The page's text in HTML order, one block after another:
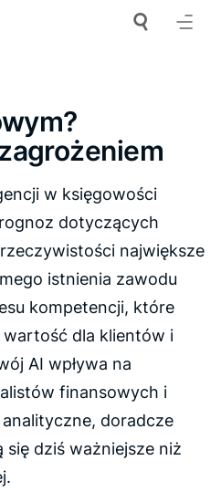
w księgowości
dotyczących
największe
istnienia zawodu
kompetencji, które
wartość dla klientów i
AI wpływa na
finansowych i
doradcze
dziś ważniejsze niż